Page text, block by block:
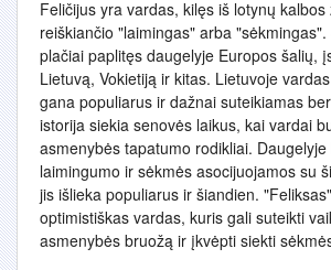
Feličijus yra vardas, kilęs iš lotynų kalbos
reiškiančio "laimingas" arba
plačiai paplitęs daugelyje Europos šalių,
Lietuvą, Vokietiją ir kitas. Lietuvoje
gana populiarus ir dažnai suteikiamas
istorija siekia senovės laikus, kai vardai
asmenybės tapatumo rodikliai. Daugelyje
laimingumo ir sėkmės asocijuojamos su
jis išlieka populiarus ir šiandien.
optimistiškas vardas, kuris gali suteikti
asmenybės bruožą ir įkvėpti siekti